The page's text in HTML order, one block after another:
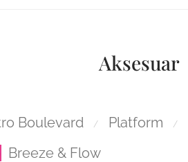
Aksesuar
Boulevard ⁄ Platform ⁄
Breeze & Flow